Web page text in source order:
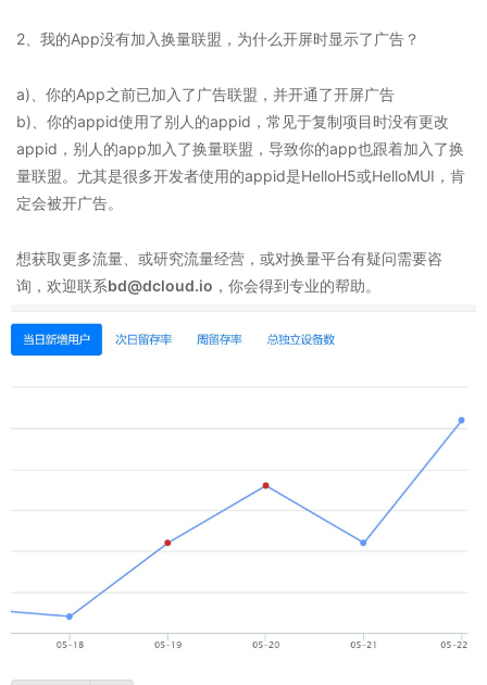
2、我的App没有加入换量联盟，为什么开屏时显示了广告？
a)、你的App之前已加入了广告联盟，并开通了开屏广告
b)、你的appid使用了别人的appid，常见于复制项目时没有更改
appid，别人的app加入了换量联盟，导致你的app也跟着加入了换
量联盟。尤其是很多开发者使用的appid是HelloH5或HelloMUI，肯
定会被开广告。
想获取更多流量、或研究流量经营，或对换量平台有疑问需要咨
询，欢迎联系bd@dcloud.io ，你会得到专业的帮助。